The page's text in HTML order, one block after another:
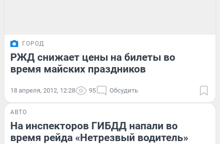
ГОРОД
РЖД снижает цены на билеты во
время майских праздников
18 апреля, 2012, 12:28 95 Обсудить
АВТО
На инспекторов ГИБДД напали во
время рейда «Нетрезвый водитель»